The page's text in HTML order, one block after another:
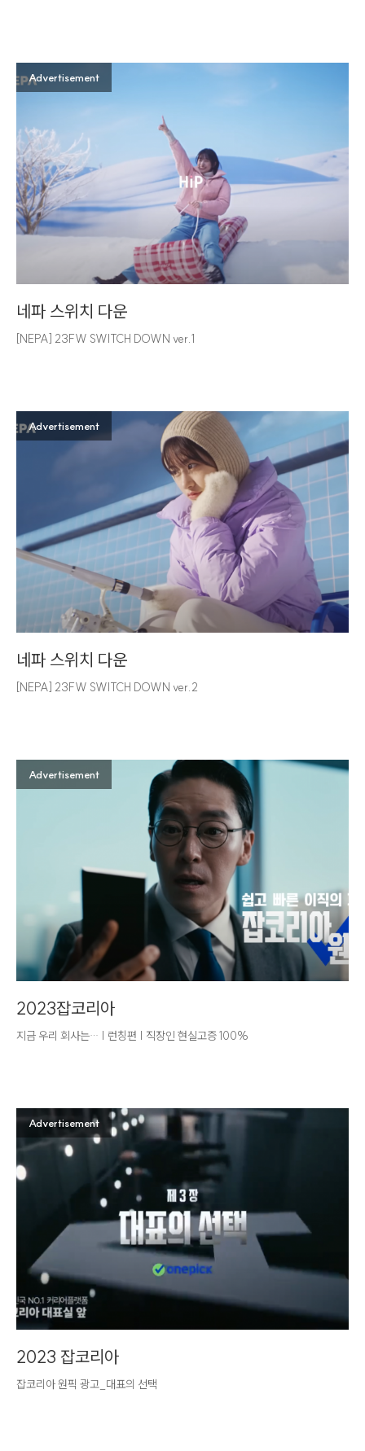
Advertisement
네파 스위치 다운
[NEPA] 23FW SWITCH DOWN ver.1
Advertisement
네파 스위치 다운
[NEPA] 23FW SWITCH DOWN ver.2
Advertisement
2023잡코리아
지금 우리 회사는… | 런칭편 | 직장인 현실고증 100%
Advertisement
2023 잡코리아
잡코리아 원픽 광고_대표의 선택